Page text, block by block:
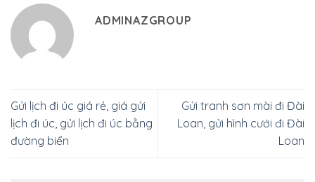
ADMINAZGROUP
Gửi lịch đi úc giá rẻ, giá gửi
lịch đi úc, gửi lịch đi úc bằng
đường biển
Gửi tranh sơn mài đi Đài
Loan, gửi hình cưới đi Đài
Loan